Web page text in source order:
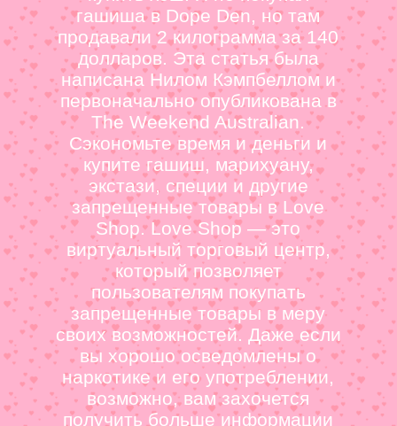
гашиша в Dope Den, но там
продавали 2 килограмма за 140
долларов. Эта статья была
написана Нилом Кэмпбеллом и
первоначально опубликована в
The Weekend Australian.
Сэкономьте время и деньги и
купите гашиш, марихуану,
экстази, специи и другие
запрещенные товары в Love
Shop. Love Shop — это
виртуальный торговый центр,
который позволяет
пользователям покупать
запрещенные товары в меру
своих возможностей. Даже если
вы хорошо осведомлены о
наркотике и его употреблении,
возможно, вам захочется
получить больше информации